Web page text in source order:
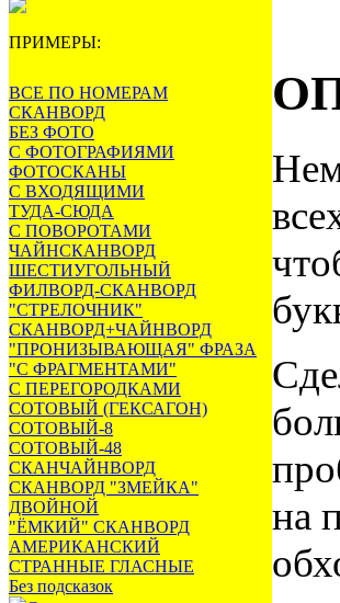
ПРИМЕРЫ:
ВСЕ ПО НОМЕРАМ
СКАНВОРД
БЕЗ ФОТО
С ФОТОГРАФИЯМИ
ФОТОСКАНЫ
С ВХОДЯЩИМИ
ТУДА-СЮДА
С ПОВОРОТАМИ
ЧАЙНСКАНВОРД
ШЕСТИУГОЛЬНЫЙ
ФИЛВОРД-СКАНВОРД
"СТРЕЛОЧНИК"
СКАНВОРД+ЧАЙНВОРД
"ПРОНИЗЫВАЮЩАЯ" ФРАЗА
"С ФРАГМЕНТАМИ"
С ПЕРЕГОРОДКАМИ
СОТОВЫЙ (ГЕКСАГОН)
СОТОВЫЙ-8
СОТОВЫЙ-48
СКАНЧАЙНВОРД
СКАНВОРД "ЗМЕЙКА"
ДВОЙНОЙ
"ЁМКИЙ" СКАНВОРД
АМЕРИКАНСКИЙ
СТРАННЫЕ ГЛАСНЫЕ
Без подсказок
на